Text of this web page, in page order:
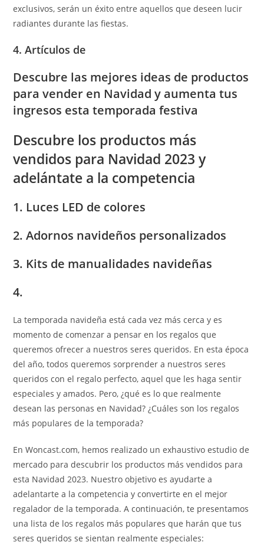
exclusivos, serán un éxito entre aquellos que deseen lucir
radiantes durante las fiestas.
4.Artículos de
Descubre las mejores ideas de productos
para vender en Navidad y aumenta tus
ingresos esta temporada festiva
Descubre los productos más
vendidos para Navidad 2023 y
adelántate a la competencia
1. Luces LED de colores
2. Adornos navideños personalizados
3. Kits de manualidades navideñas
4.
La temporada navideña está cada vez más cerca y es
momento de comenzar a pensar en los regalos que
queremos ofrecer a nuestros seres queridos. En esta época
del año, todos queremos sorprender a nuestros seres
queridos con el regalo perfecto, aquel que les haga sentir
especiales y amados. Pero, ¿qué es lo que realmente
desean las personas en Navidad? ¿Cuáles son los regalos
más populares de la temporada?
En Woncast.com, hemos realizado un exhaustivo estudio de
mercado para descubrir los productos más vendidos para
esta Navidad 2023. Nuestro objetivo es ayudarte a
adelantarte a la competencia y convertirte en el mejor
regalador de la temporada. A continuación, te presentamos
una lista de los regalos más populares que harán que tus
seres queridos se sientan realmente especiales: